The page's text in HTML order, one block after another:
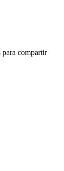
para compartir